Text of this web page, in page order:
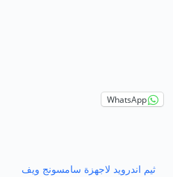
WhatsApp
ثيم اندرويد لاجهزة سامسونج ويف